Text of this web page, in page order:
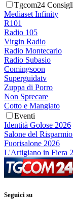
Tgcom24
Mediaset Infinity
R101
Radio 105
Virgin Radio
Radio Montecarlo
Radio Subasio
Comingsoon
Superguidatv
Zuppa di Porro
Non Sprecare
Cotto e Mangiato
Eventi
Identità Golose 2026
Salone del
Fuorisalone 2026
L'Artigiano in Fiera
Seguici su